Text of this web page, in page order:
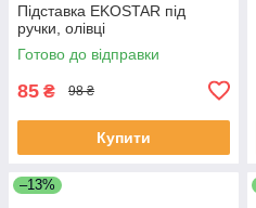
Підставка EKOSTAR під
ручки, олівці
Готово до відправки
85 ₴ 98 ₴
Купити
–13%